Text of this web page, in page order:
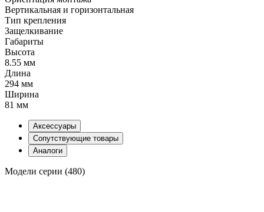
Вертикальная и горизонтальная
Тип крепления
Защелкивание
Габариты
Высота
8.55 мм
Длина
294 мм
Ширина
81 мм
Аксессуары
Сопутствующие товары
Аналоги
Модели серии (480)